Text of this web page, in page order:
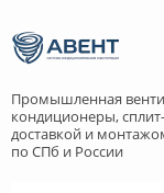
Промышленная
кондиционеры,
доставкой и
по СПб и России